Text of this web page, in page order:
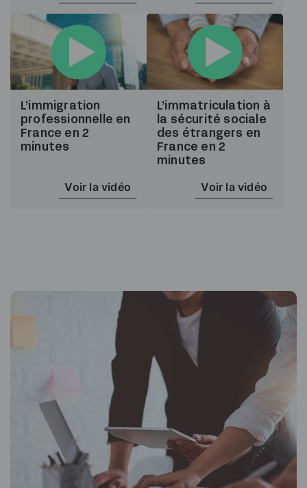
L’immigration
professionnelle en
France en 2
minutes
Voir la vidéo
L’immatriculation à
la sécurité sociale
des étrangers en
France en 2
minutes
Voir la vidéo